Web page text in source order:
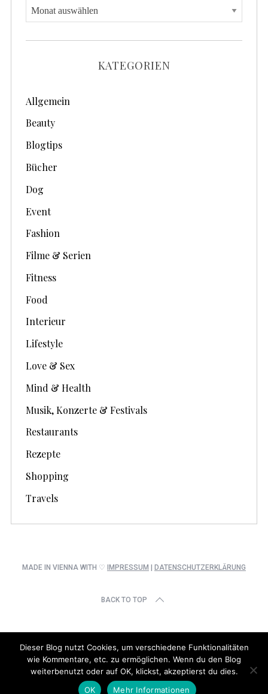
A
r
c
e
KATEGORIEN
Allgemein
Beauty
Blogtips
Bücher
Dog
Event
Fashion
Filme & Serien
Fitness
Food
Interieur
Lifestyle
Love & Sex
Mind & Health
Musik, Konzerte & Festivals
Restaurants
Rezepte
Shopping
Travels
MADE IN VIENNA WITH ♡ IMPRESSUM DATENSCHUTZERKLÄRUNG
BACK TO TOP
Dieser Blog nutzt Cookies, um verschiedene Funktionalitäten
wie Kommentare, etc. zu ermöglichen. Wenn du den Blog
weiterbenutzt oder auf OK, klickst, akzeptierst du dies.
OK
Mehr Informationen